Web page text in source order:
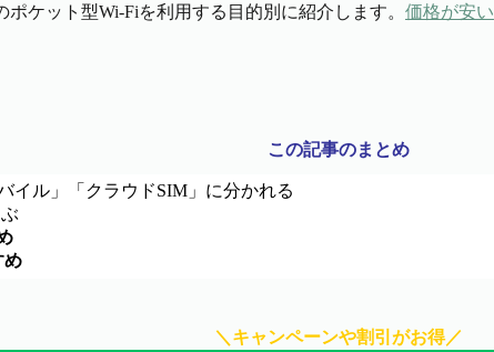
ケット型Wi-Fiを利用する目的別に紹介します。 価格が安い
この記事のまとめ
イル」「クラウドSIM」に分かれる
め
＼キャンペーンや割引がお得／